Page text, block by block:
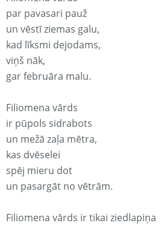
par pavasari pauž
un vēstī ziemas galu,
kad līksmi dejodams,
viņš nāk,
gar februāra malu.
Filiomena vārds
ir pūpols sidrabots
un mežā zaļa mētra,
kas dvēselei
spēj mieru dot
un pasargāt no vētrām.
Filiomena vārds ir tikai ziedlapiņa